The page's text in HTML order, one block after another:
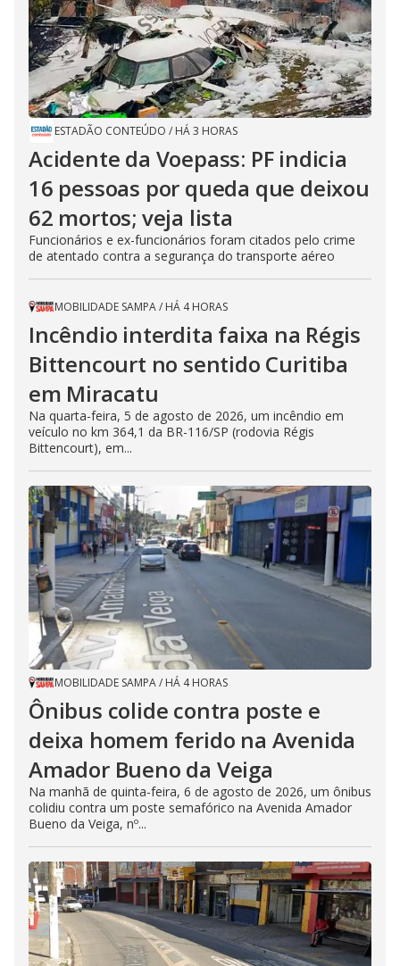
ESTADÃO CONTEÚDO / HÁ 3 HORAS
Acidente da Voepass: PF indicia
16 pessoas por queda que deixou
62 mortos; veja lista
Funcionários e ex-funcionários foram citados pelo crime
de atentado contra a segurança do transporte aéreo
MOBILIDADE SAMPA/ HÁ 4 HORAS
Incêndio interdita faixa na Régis
Bittencourt no sentido Curitiba
em Miracatu
Na quarta-feira, 5 de agosto de 2026, um incêndio em
veículo no km 364,1 da BR-116/SP (rodovia Régis
Bittencourt), em...
MOBILIDADE SAMPA/ HÁ 4 HORAS
Ônibus colide contra poste e
deixa homem ferido na Avenida
Amador Bueno da Veiga
Na manhã de quinta-feira, 6 de agosto de 2026, um ônibus
colidiu contra um poste semafórico na Avenida Amador
Bueno da Veiga, nº...